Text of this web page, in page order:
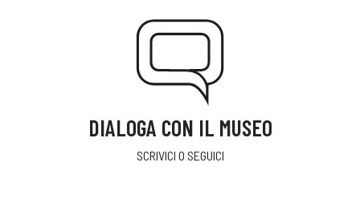
DIALOGA CON IL MUSEO
SCRIVICI O SEGUICI